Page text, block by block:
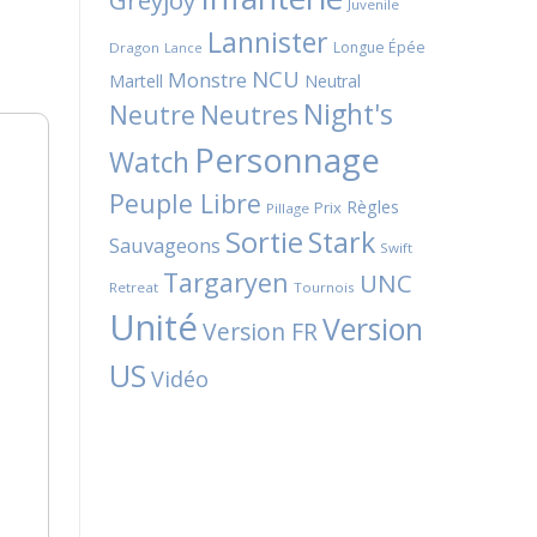
Juvenile
Dragon Lance Lannister Longue Épée
Martell Monstre NCU Neutral
Neutre Neutres Night's
Watch Personnage
Peuple Libre Pillage Prix Règles
Sauvageons SortieStark Swift
Retreat Targaryen Tournois UNC
UnitéVersion FRVersion
US Vidéo